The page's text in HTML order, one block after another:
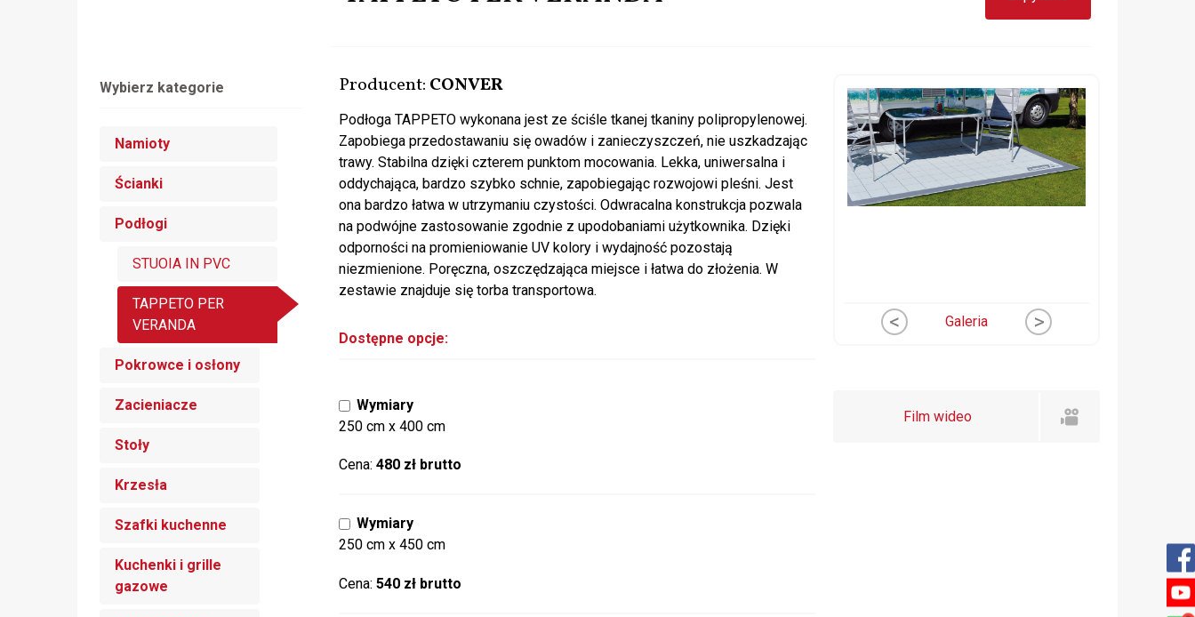
Producent: CONVER
Podłoga TAPPETO wykonana jest ze ściśle tkanej tkaniny polipropylenowej.
Zapobiega przedostawaniu się owadów i zanieczyszczeń, nie uszkadzając
trawy. Stabilna dzięki czterem punktom mocowania. Lekka, uniwersalna i
oddychająca, bardzo szybko schnie, zapobiegając rozwojowi pleśni. Jest
ona bardzo łatwa w utrzymaniu czystości. Odwracalna konstrukcja pozwala
na podwójne zastosowanie zgodnie z upodobaniami użytkownika. Dzięki
odporności na promieniowanie UV kolory i wydajność pozostają
niezmienione. Poręczna, oszczędzająca miejsce i łatwa do złożenia. W
zestawie znajduje się torba transportowa.
Dostępne opcje:
Wymiary
250 cm x 400 cm
Cena: 480 zł brutto
Wymiary
250 cm x 450 cm
Cena: 540 zł brutto
< Galeria >
Film wideo
Wybierz kategorie
Namioty
Ścianki
Podłogi
STUOIA IN PVC
TAPPETO PER
VERANDA
Pokrowce i osłony
Zacieniacze
Stoły
Krzesła
Szafki kuchenne
Kuchenki i grille
gazowe